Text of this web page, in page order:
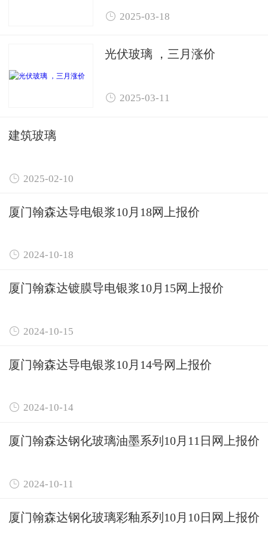
 2025-03-18
光伏玻璃 ，三月涨价
 2025-03-11
建筑玻璃
 2025-02-10
厦门翰森达导电银浆10月18网上报价
 2024-10-18
厦门翰森达镀膜导电银浆10月15网上报价
 2024-10-15
厦门翰森达导电银浆10月14号网上报价
 2024-10-14
厦门翰森达钢化玻璃油墨系列10月11日网上报价
 2024-10-11
厦门翰森达钢化玻璃彩釉系列10月10日网上报价